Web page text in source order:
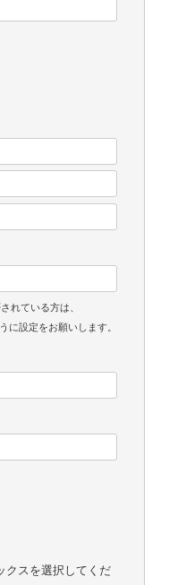
れている方は、
に設定をお願いします。
クスを選択してくだ